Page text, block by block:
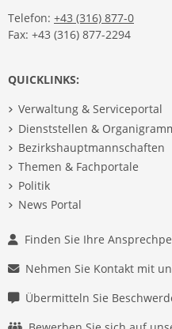
Telefon: +43 (316) 877-0
Fax: +43 (316) 877-2294
QUICKLINKS:
Verwaltung & Serviceportal
Dienststellen &
Bezirkshauptmannschaften
Themen & Fachportale
Politik
News Portal
Finden Sie Ihre
Nehmen Sie Kontakt mit
Übermitteln Sie